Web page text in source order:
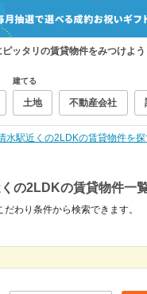
ッタリの賃貸物件をみつけよう
建てる
土地 不動産会社
水駅近くの2LDKの賃貸物件を
の2LDKの賃貸物件一
わり条件から検索できます。